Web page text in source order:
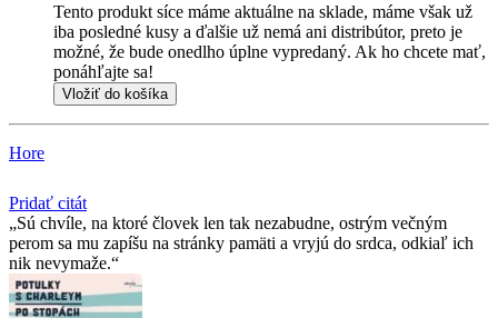
Tento produkt síce máme aktuálne na sklade, máme však už
iba posledné kusy a ďalšie už nemá ani distribútor, preto je
možné, že bude onedlho úplne vypredaný. Ak ho chcete mať,
ponáhľajte sa!
Vložiť do košíka
Hore
Pridať citát
Sú chvíle, na ktoré človek len tak nezabudne, ostrým večným
perom sa mu zapíšu na stránky pamäti a vryjú do srdca, odkiaľ ich
nik nevymaže.